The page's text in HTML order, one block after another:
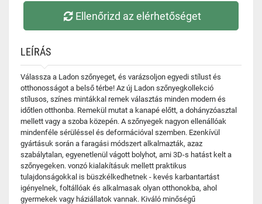
Ellenőrizd az elérhetőséget
LEÍRÁS
Válassza a Ladon szőnyeget, és varázsoljon egyedi stílust és
otthonosságot a belső térbe! Az új Ladon szőnyegkollekció
stílusos, színes mintákkal remek választás minden modern és
időtlen otthonba. Remekül mutat a kanapé előtt, a dohányzóasztal
mellett vagy a szoba közepén. A szőnyegek nagyon ellenállóak
mindenféle sérüléssel és deformációval szemben. Ezenkívül
gyártásuk során a faragási módszert alkalmazták, azaz
szabálytalan, egyenetlenül vágott bolyhot, ami 3D-s hatást kelt a
szőnyegeken. vonzó kialakításuk mellett praktikus
tulajdonságokkal is büszkélkedhetnek - kevés karbantartást
igényelnek, foltállóak és alkalmasak olyan otthonokba, ahol
gyermekek vagy háziállatok vannak. Kiváló minőségű